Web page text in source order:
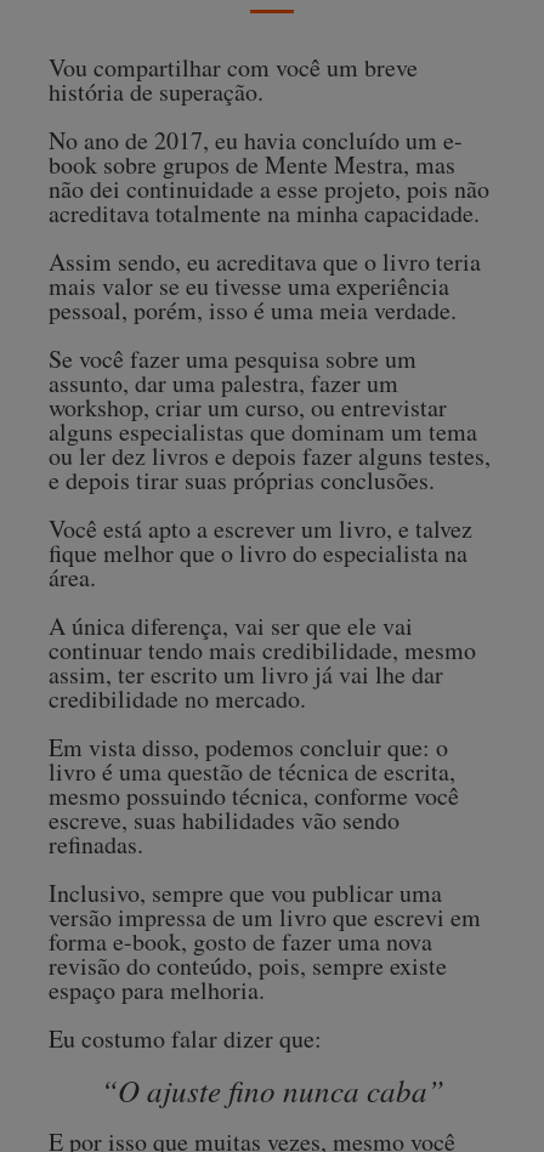
Vou compartilhar com você um breve
história de superação.
No ano de 2017, eu havia concluído um e-
book sobre grupos de Mente Mestra, mas
não dei continuidade a esse projeto, pois não
acreditava totalmente na minha capacidade.
Assim sendo, eu acreditava que o livro teria
mais valor se eu tivesse uma experiência
pessoal, porém, isso é uma meia verdade.
Se você fazer uma pesquisa sobre um
assunto, dar uma palestra, fazer um
workshop, criar um curso, ou entrevistar
alguns especialistas que dominam um tema
ou ler dez livros e depois fazer alguns testes,
e depois tirar suas próprias conclusões.
Você está apto a escrever um livro, e talvez
fique melhor que o livro do especialista na
área.
A única diferença, vai ser que ele vai
continuar tendo mais credibilidade, mesmo
assim, ter escrito um livro já vai lhe dar
credibilidade no mercado.
Em vista disso, podemos concluir que: o
livro é uma questão de técnica de escrita,
mesmo possuindo técnica, conforme você
escreve, suas habilidades vão sendo
refinadas.
Inclusivo, sempre que vou publicar uma
versão impressa de um livro que escrevi em
forma e-book, gosto de fazer uma nova
revisão do conteúdo, pois, sempre existe
espaço para melhoria.
Eu costumo falar dizer que:
“O ajuste fino nunca caba”
E por isso que muitas vezes, mesmo você